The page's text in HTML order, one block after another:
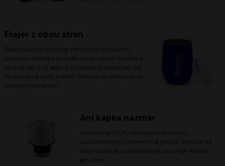
Frajer z obou stran
Teplota uvnitř nádoby nemá vliv na teplotu
povrchu. Nádoba se tudíž nikdy nerosí. Můžete si
vychutnat svůj ledově vychlazený drink bez vší
té zbytečné vody kolem. Materiál je odolný proti
běžným nárazům.
Ani kapka nazmar
Součástí je 100% nepropustné víčko s
uzavíratelným otvorem na brčko. Víčko se dá
také rozebrat a samostatně lze umýt každou
jeho část.